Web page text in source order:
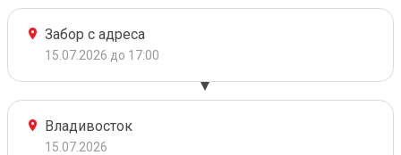
Забор с адреса
15.07.2026 до 17:00
Владивосток
15.07.2026